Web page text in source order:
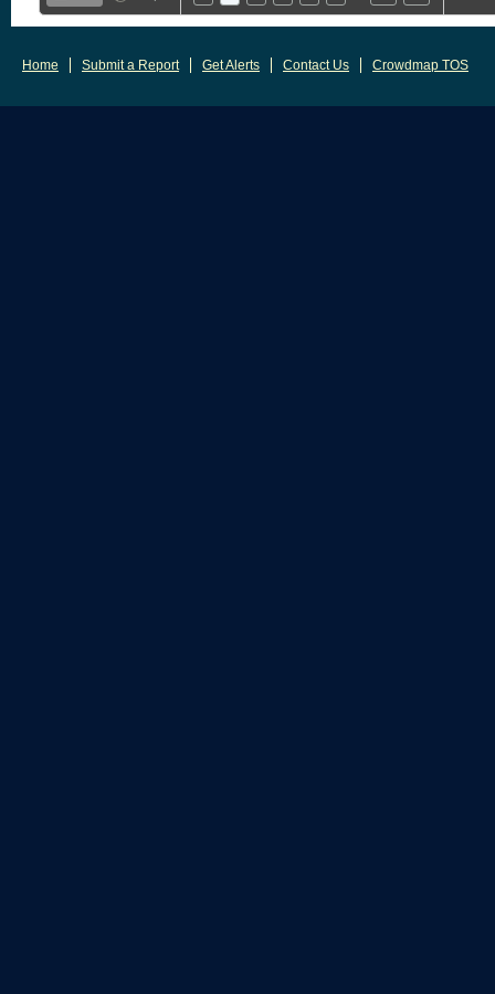
Home Submit a Report Get Alerts Contact Us Crowdmap TOS